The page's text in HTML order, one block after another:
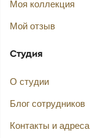
Моя коллекция
Мой отзыв
Студия
О студии
Блог сотрудников
Контакты и адреса